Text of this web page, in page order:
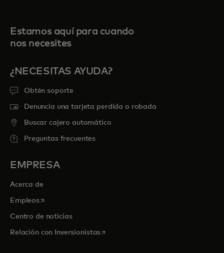
Estamos aquí para cuando
nos necesites
¿NECESITAS AYUDA?
Obtén soporte
Denuncia una tarjeta perdida o robada
Buscar cajero automático
Preguntas frecuentes
EMPRESA
Acerca de
Empleosse abre en una pestaña nueva
Centro de noticias
Relación con Inversionistasse abre en una pestaña nueva